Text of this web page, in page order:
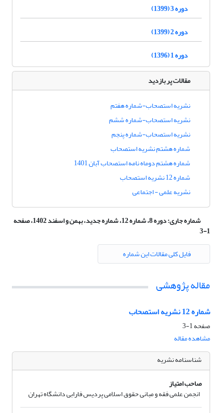
دوره 3 (1399)
دوره 2 (1399)
دوره 1 (1396)
مقالات پر بازدید
نشریه استصحاب-شماره هفتم
نشریه استصحاب-شماره ششم
نشریه استصحاب-شماره پنجم
شماره هشتم نشریه استصحاب
شماره هشتم دوماه نامه استصحاب آبان 1401
شماره 12 نشریه استصحاب
نشریه علمی - اجتماعی
شماره جاری: دوره 8، شماره 12، شماره جدید، بهمن و اسفند 1402، صفحه
1-3
فایل کلی مقالات این شماره
مقاله پژوهشی
شماره 12 نشریه استصحاب
صفحه1-3
مشاهده مقاله
شناسنامه نشریه
صاحب امتیاز
انجمن علمی فقه و مبانی حقوق اسلامی پردیس فارابی دانشگاه تهران